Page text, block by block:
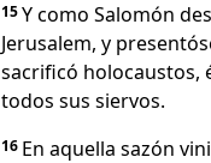
15Y como Salomón
Jerusalem, y
sacrificó holocaustos,
todos sus siervos.
16 En aquella sazón